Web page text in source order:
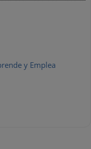
y Emplea